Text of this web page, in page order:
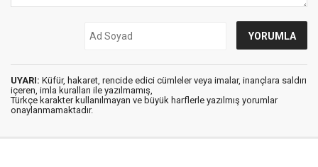
UYARI: Küfür, hakaret, rencide edici cümleler veya imalar, inançlara saldırı
içeren, imla kuralları ile yazılmamış,
Türkçe karakter kullanılmayan ve büyük harflerle yazılmış yorumlar
onaylanmamaktadır.